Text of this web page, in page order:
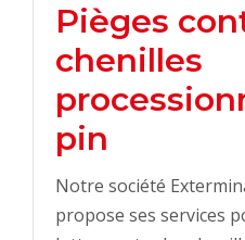
Pièges
chenilles
pin
Notre société
propose ses services